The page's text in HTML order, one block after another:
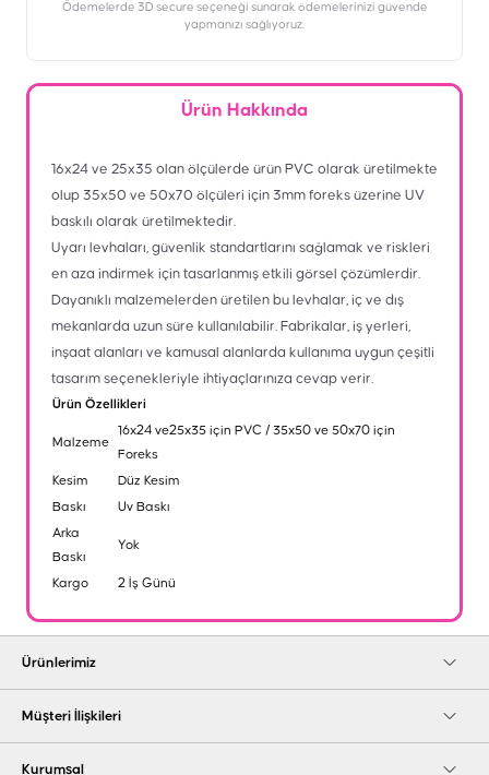
Ödemelerde 3D secure seçeneği sunarak ödemelerinizi güvende
yapmanızı sağlıyoruz.
Ürün Hakkında
16x24 ve 25x35 olan ölçülerde ürün PVC olarak üretilmekte
olup 35x50 ve 50x70 ölçüleri için 3mm foreks üzerine UV
baskılı olarak üretilmektedir.
Uyarı levhaları, güvenlik standartlarını sağlamak ve riskleri
en aza indirmek için tasarlanmış etkili görsel çözümlerdir.
Dayanıklı malzemelerden üretilen bu levhalar, iç ve dış
mekanlarda uzun süre kullanılabilir. Fabrikalar, iş yerleri,
inşaat alanları ve kamusal alanlarda kullanıma uygun çeşitli
tasarım seçenekleriyle ihtiyaçlarınıza cevap verir.
Ürün Özellikleri
Malzeme
16x24 ve25x35 için PVC / 35x50 ve 50x70 için
Foreks
Kesim
Düz Kesim
Baskı
Uv Baskı
Arka
Baskı
Yok
Kargo 2 İş Günü
Ürünlerimiz
Müşteri İlişkileri
Kurumsal